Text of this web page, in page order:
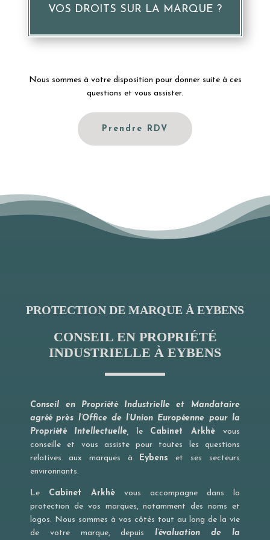
VOS DROITS SUR LA MARQUE ?
Nous sommes à votre disposition pour donner suite à ces
questions et vous assister.
Prendre RDV
PROTECTION DE MARQUE À EYBENS
CONSEIL EN PROPRIÉTÉ
INDUSTRIELLE À EYBENS
Conseil en Propriété Industrielle et Mandataire
agréé près l’Office de l’Union Européenne pour la
Propriété Intellectuelle,
le Cabinet Arkhè vous
conseille et vous assiste pour toutes les questions
relatives aux marques à
Eybens et ses secteurs
environnants.
Le Cabinet Arkhè vous accompagne dans la
protection de vos marques, notamment des noms et
logos. Nous sommes à vos côtés tout au long de la vie
de votre marque, depuisl’évaluation de la